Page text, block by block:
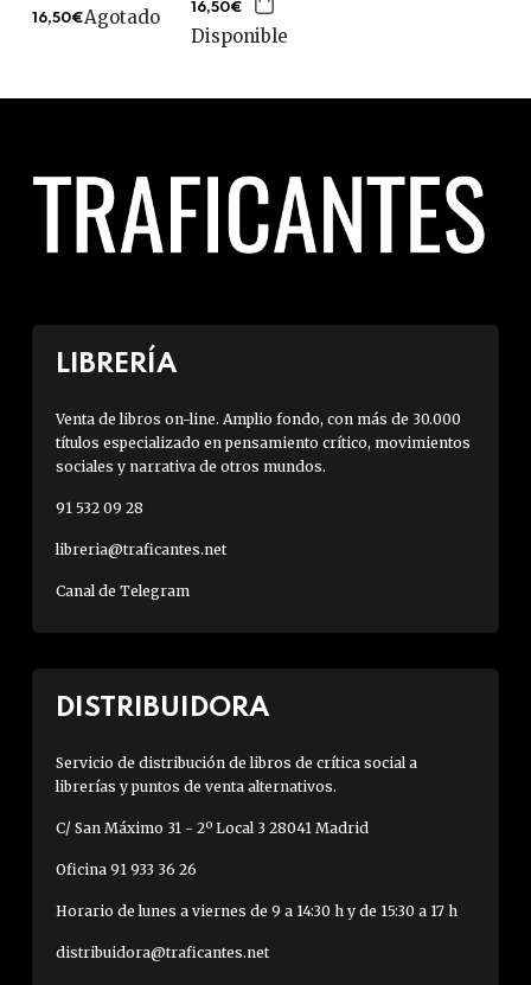
16,50€Agotado 16,50€
Disponible
LIBRERÍA
Venta de libros on-line. Amplio fondo, con más de 30.000
títulos especializado en pensamiento crítico, movimientos
sociales y narrativa de otros mundos.
91 532 09 28
libreria@traficantes.net
Canal de Telegram
DISTRIBUIDORA
Servicio de distribución de libros de crítica social a
librerías y puntos de venta alternativos.
C/ San Máximo 31 - 2º Local 3 28041 Madrid
Oficina 91 933 36 26
Horario de lunes a viernes de 9 a 14:30 h y de 15:30 a 17 h
distribuidora@traficantes.net